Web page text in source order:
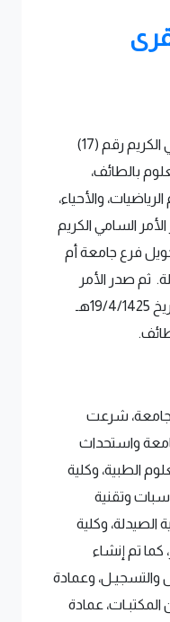
في عام 1419هـ صدر الأمر السامي الكريم رقم (17)
العلوم بالطائف،
والأحياء،
السامي الكريم
في 10/5/1424ه بتحويل فرع جامعة أم
ثم صدر الأمر
السامي الكريم رقـم (20047) بتــاريخ 19/4/1425هـ
شرعت
واستحداث
الطبية، وكلية
وتقنية
الصيدلة، وكلية
كما تم إنشاء
والتسجيـل، وعمادة
عمادة